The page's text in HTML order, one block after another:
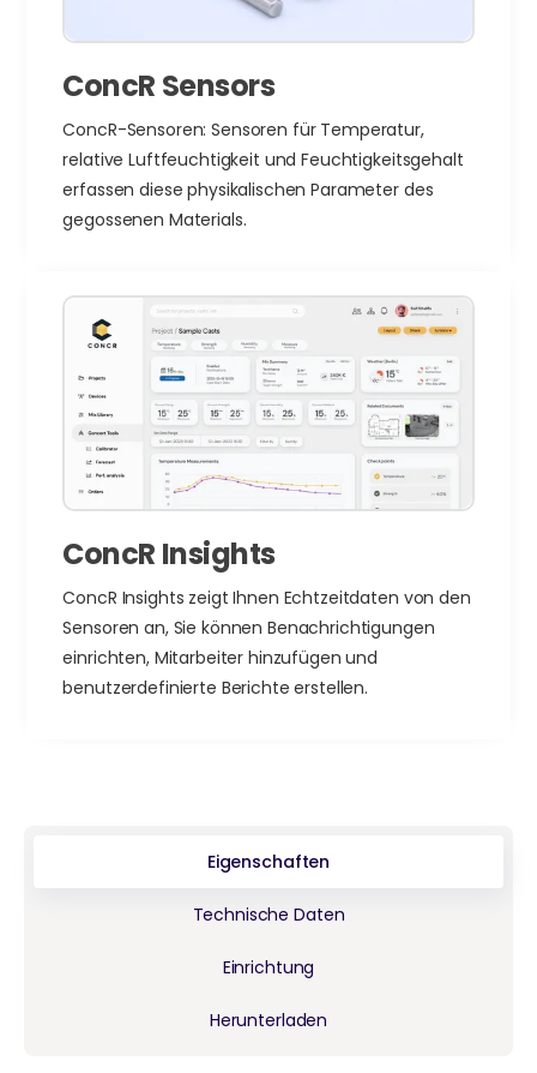
ConcR Sensors
ConcR-Sensoren: Sensoren für Temperatur,
relative Luftfeuchtigkeit und Feuchtigkeitsgehalt
erfassen diese physikalischen Parameter des
gegossenen Materials.
ConcR Insights
ConcR Insights zeigt Ihnen Echtzeitdaten von den
Sensoren an, Sie können Benachrichtigungen
einrichten, Mitarbeiter hinzufügen und
benutzerdefinierte Berichte erstellen.
Eigenschaften
Technische Daten
Einrichtung
Herunterladen